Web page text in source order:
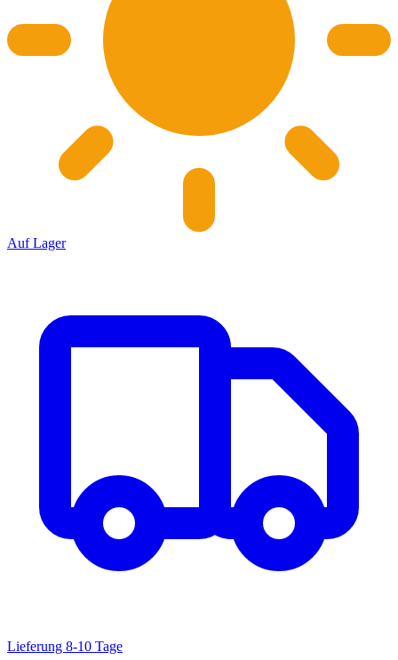
Auf Lager
Lieferung 8-10 Tage